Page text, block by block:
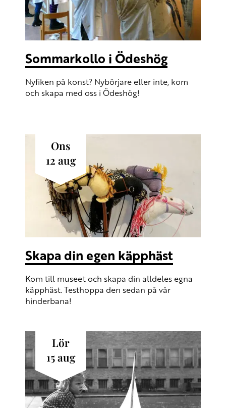
Sommarkollo i Ödeshög
Nyfiken på konst? Nybörjare eller inte, kom
och skapa med oss i Ödeshög!
ons
12 aug
Skapa din egen käpphäst
Kom till museet och skapa din alldeles egna
käpphäst. Testhoppa den sedan på vår
hinderbana!
lör
15aug